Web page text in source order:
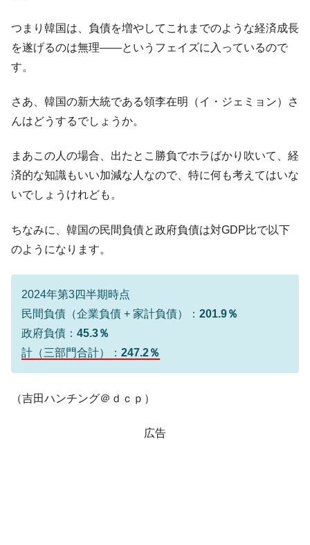
Fact1
日本人マスターズ挑戦の歴史。松山以前に最高位
だった選手とは？
ている意外な選手とは？
Fact1 セレクトセールの高額取引馬が稼いだ金額とは？
つまり韓国は、負債を増やしてこれまでのような経済成長
を遂げるのは無理――というフェイズに入っているので
す。
さあ、韓国の新大統である領李在明（イ・ジェミョン）さ
んはどうするでしょうか。
まあこの人の場合、出たとこ勝負でホラばかり吹いて、経
済的な知識もいい加減な人なので、特に何も考えてはいな
いでしょうけれども。
ちなみに、韓国の民間負債と政府負債は対GDP比で以下
のようになります。
2024年第3四半期時点
民間負債（企業負債 + 家計負債）： 201.9％
政府負債： 45.3％
計（三部門合計）： 247.2％
（吉田ハンチング＠ｄｃｐ）
広告